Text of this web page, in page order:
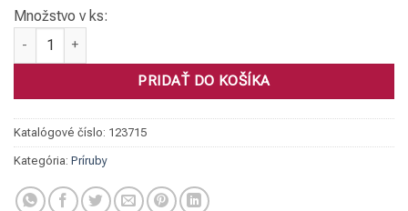
Množstvo v ks:
množstvo Príruba krková, 1.4571 DN40/44,5 PN16
PRIDAŤ DO KOŠÍKA
Katalógové číslo: 123715
Kategória: Príruby